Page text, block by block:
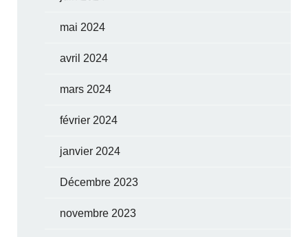
mai 2024
avril 2024
mars 2024
février 2024
janvier 2024
Décembre 2023
novembre 2023